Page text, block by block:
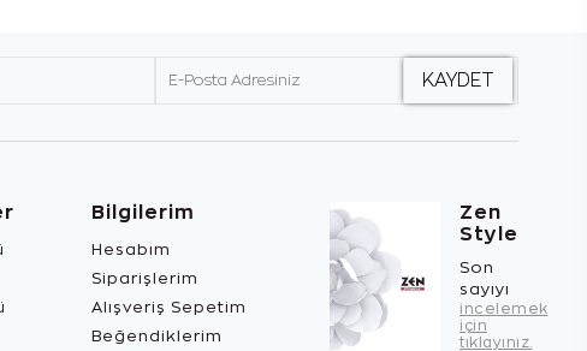
Bilgilerim
Hesabım
Siparişlerim
Alışveriş Sepetim
Beğendiklerim
Zen
Style
Son
sayıyı
incelemek
için
tıklayınız.